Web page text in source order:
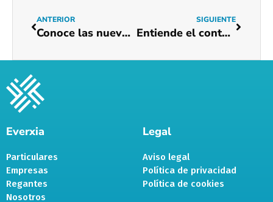
ANTERIOR
Conoce las nuevas tarifas de electricidad y formas de ahorrar con la subida de luz
SIGUIENTE
Entiende el contexto del precio actual de la luz
Everxia
Particulares
Empresas
Regantes
Nosotros
Legal
Aviso legal
Política de privacidad
Política de cookies